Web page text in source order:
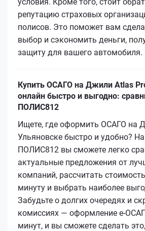
репутацию страховых
полисов. Это поможет вам
выбор и сэкономить деньги,
защиту для вашего автомобиля.
Купить ОСАГО на Джили Atlas
онлайн быстро и выгодно:
ПОЛИС812
Ищете, где оформить ОСАГО на
Ульяновске быстро и удобно?
ПОЛИС812 вы сможете легко
актуальные предложения от
компаний, рассчитать
минуту и выбрать наиболее
Забудьте о долгих очередях и
комиссиях — оформление e-
минут, и вы сможете сделать